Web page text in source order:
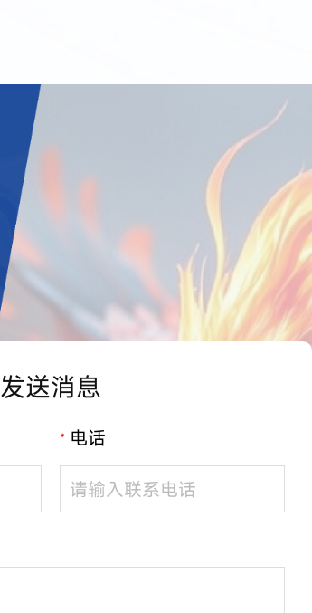
发送消息
* 电话